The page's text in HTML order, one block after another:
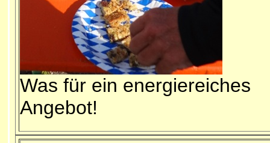
Was für ein energiereiches
Angebot!